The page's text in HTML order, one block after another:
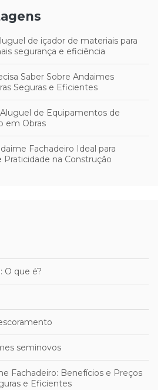
de içador de materiais para
segurança e eficiência
Saber Sobre Andaimes
Seguras e Eficientes
de Equipamentos de
em Obras
Fachadeiro Ideal para
Praticidade na Construção
O que é?
seminovos
Fachadeiro: Benefícios e Preços
e Eficientes